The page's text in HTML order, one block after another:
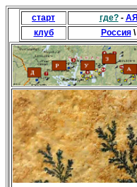
старт где?- АЯ
клуб
Россия\